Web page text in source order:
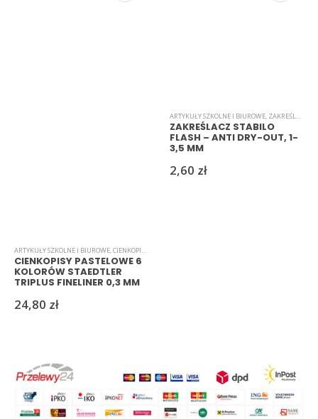
ARTYKUŁY SZKOLNE I BIUROWE,CIENKOPISY
CIENKOPISY PASTELOWE 6
KOLORÓW STAEDTLER
TRIPLUS FINELINER 0,3 MM
24,80 zł
ARTYKUŁY SZKOLNE I BIUROWE, ZAKREŚLACZE
ZAKREŚLACZ STABILO
FLASH – ANTI DRY-OUT, 1-
3,5 MM
2,60 zł